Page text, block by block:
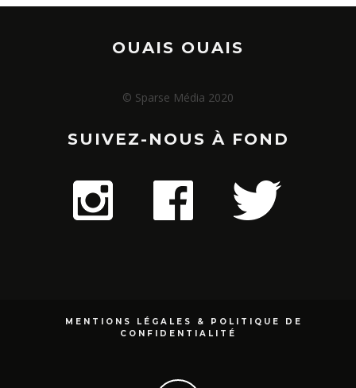
OUAIS OUAIS
© Sparse Média 2020
SUIVEZ-NOUS À FOND
MENTIONS LÉGALES & POLITIQUE DE
CONFIDENTIALITÉ